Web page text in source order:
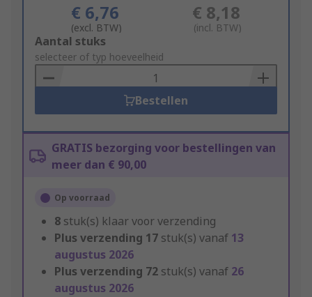
€ 6,76
(excl. BTW)
€ 8,18
(incl. BTW)
Add
to
Basket
Aantal stuks
selecteer of typ hoeveelheid
Bestellen
GRATIS bezorging voor bestellingen van
meer dan € 90,00
Op voorraad
8 stuk(s) klaar voor verzending
Plus verzending 17 stuk(s) vanaf 13
augustus 2026
Plus verzending 72 stuk(s) vanaf 26
augustus 2026